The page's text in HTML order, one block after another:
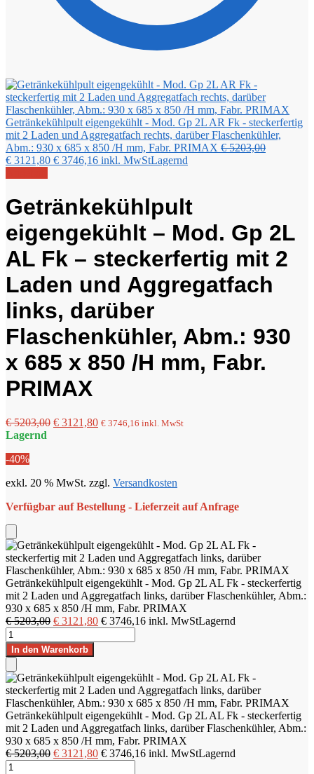
Getränkekühlpult eigengekühlt - Mod. Gp 2L AR Fk - steckerfertig
mit 2 Laden und Aggregatfach rechts, darüber Flaschenkühler,
Abm.: 930 x 685 x 850 /H mm, Fabr. PRIMAX €5203,00
€ 3121,80Aktueller
€ 3121,80.
€ 3746,16 inkl. MwStLagernd
Getränkekühlpult
eigengekühlt – Mod. Gp 2L
AL Fk – steckerfertig mit 2
Laden und Aggregatfach
links, darüber
Flaschenkühler, Abm.: 930
x 685 x 850 /H mm, Fabr.
PRIMAX
€5203,00 Ursprünglicher
€ 3121,80Aktueller
€ 3746,16 inkl. MwSt
Lagernd
-40%
exkl. 20 % MwSt. zzgl. Versandkosten
Verfügbar auf Bestellung - Lieferzeit auf Anfrage
Add
to
Cart
Getränkekühlpult eigengekühlt - Mod. Gp 2L AL Fk - steckerfertig
mit 2 Laden und Aggregatfach links, darüber Flaschenkühler, Abm.:
930 x 685 x 850 /H mm, Fabr. PRIMAX
€5203,00 Ursprünglicher
war:
€ 5203,00
€ 3121,80Aktueller
ist:
€ 3746,16 inkl. MwStLagernd
Getränkekühlpult
eigengekühlt
-
Mod.
Gp
2L
AL
Fk
-
steckerfertig
mit
In den Warenkorb
Add
to
Cart
Getränkekühlpult eigengekühlt - Mod. Gp 2L AL Fk - steckerfertig
mit 2 Laden und Aggregatfach links, darüber Flaschenkühler, Abm.:
930 x 685 x 850 /H mm, Fabr. PRIMAX
€5203,00 Ursprünglicher
€ 3121,80Aktueller
€ 3746,16 inkl. MwStLagernd
Getränkekühlpult